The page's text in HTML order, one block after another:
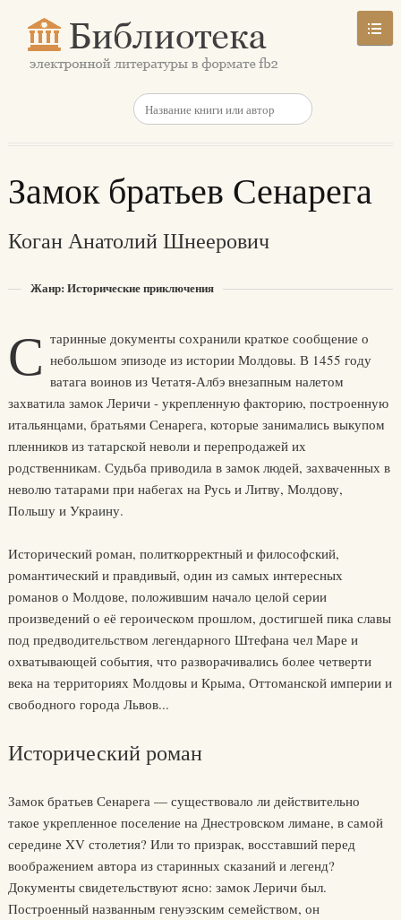
Замок братьев Сенарега
Коган Анатолий Шнеерович
Жанр: Исторические приключения
С таринные документы сохранили краткое сообщение о
небольшом эпизоде из истории Молдовы. В 1455 году
ватага воинов из Четатя-Албэ внезапным налетом
захватила замок Леричи - укрепленную факторию, построенную
итальянцами, братьями Сенарега, которые занимались выкупом
пленников из татарской неволи и перепродажей их
родственникам. Судьба приводила в замок людей, захваченных в
неволю татарами при набегах на Русь и Литву, Молдову,
Польшу и Украину.
Исторический роман, политкорректный и философский,
романтический и правдивый, один из самых интересных
романов о Молдове, положившим начало целой серии
произведений о её героическом прошлом, достигшей пика славы
под предводительством легендарного Штефана чел Маре и
охватывающей события, что разворачивались более четверти
века на территориях Молдовы и Крыма, Оттоманской империи и
свободного города Львов...
Исторический роман
Замок братьев Сенарега — существовало ли действительно
такое укрепленное поселение на Днестровском лимане, в самой
середине XV столетия? Или то призрак, восставший перед
воображением автора из старинных сказаний и легенд?
Документы свидетельствуют ясно: замок Леричи был.
Построенный названным генуэзским семейством, он